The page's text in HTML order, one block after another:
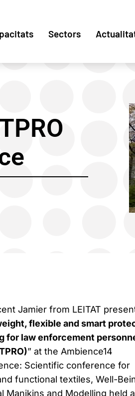
Sectors
Jamier from LEITAT
flexible and smart
for law enforcement
” at the Ambience14
Scientific conference for
functional textiles, Well-
Manikins and Modelling held